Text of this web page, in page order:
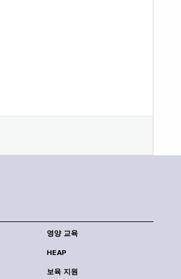
영양 교육
HEAP
보육 지원